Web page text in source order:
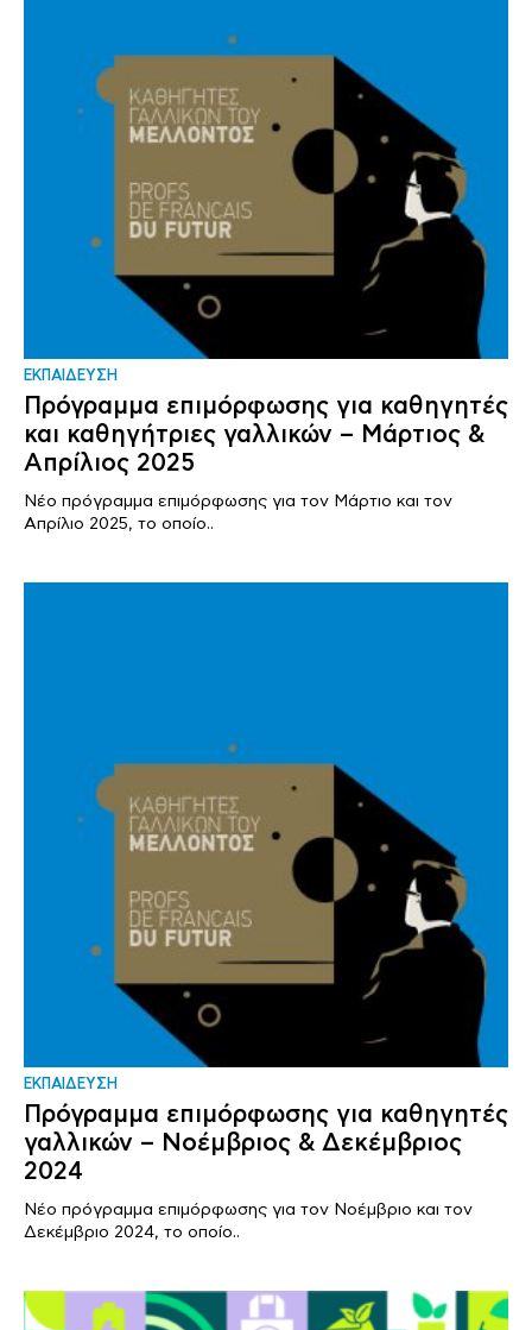
ΕΚΠΑΙΔΕΥΣΗ
Πρόγραμμα επιμόρφωσης για καθηγητές
και καθηγήτριες γαλλικών – Μάρτιος &
Απρίλιος 2025
Νέο πρόγραμμα επιμόρφωσης για τον Μάρτιο και τον
Απρίλιο 2025, το οποίο..
ΕΚΠΑΙΔΕΥΣΗ
Πρόγραμμα επιμόρφωσης για καθηγητές
γαλλικών – Νοέμβριος & Δεκέμβριος
2024
Νέο πρόγραμμα επιμόρφωσης για τον Νοέμβριο και τον
Δεκέμβριο 2024, το οποίο..